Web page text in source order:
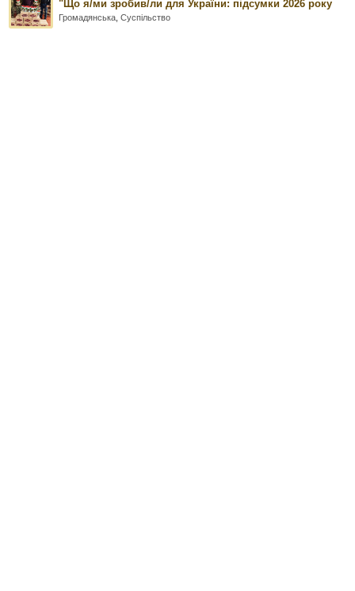
"Що я/ми зробив/ли для України: підсумки 2026 року
Громадянська ,Суспільство